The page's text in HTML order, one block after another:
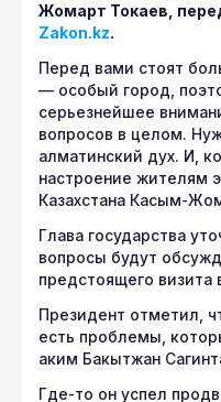
Жомарт Токаев,
Zakon.kz.
Перед вами стоят
— особый город,
серьезнейшее
вопросов в целом.
алматинский дух. И,
настроение жителям
Казахстана Касым-
Глава государства
вопросы будут
предстоящего визита
Президент отметил,
есть проблемы,
аким Бакытжан
Где-то он успел